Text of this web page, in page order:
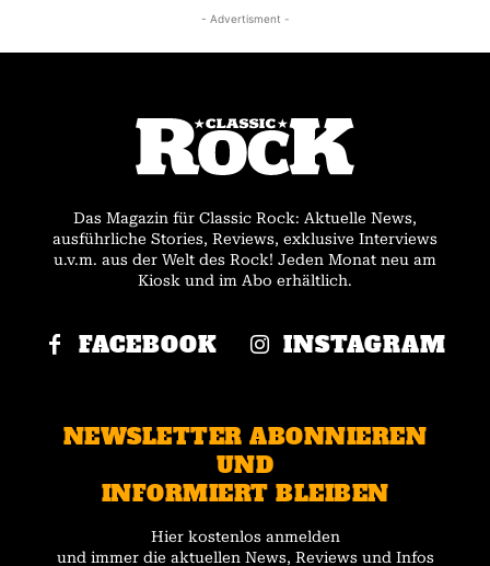
- Advertisment -
Das Magazin für Classic Rock: Aktuelle News,
ausführliche Stories, Reviews, exklusive Interviews
u.v.m. aus der Welt des Rock! Jeden Monat neu am
Kiosk und im Abo erhältlich.
FACEBOOK INSTAGRAM
NEWSLETTER ABONNIEREN
UND
INFORMIERT BLEIBEN
Hier kostenlos anmelden
und immer die aktuellen News, Reviews und Infos